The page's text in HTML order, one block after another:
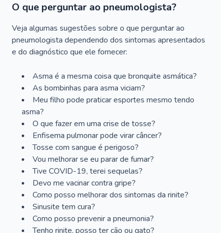
O que perguntar ao pneumologista?
Veja algumas sugestões sobre o que perguntar ao
pneumologista dependendo dos sintomas apresentados
e do diagnóstico que ele fornecer:
Asma é a mesma coisa que bronquite asmática?
As bombinhas para asma viciam?
Meu filho pode praticar esportes mesmo tendo
asma?
O que fazer em uma crise de tosse?
Enfisema pulmonar pode virar câncer?
Tosse com sangue é perigoso?
Vou melhorar se eu parar de fumar?
Tive COVID-19, terei sequelas?
Devo me vacinar contra gripe?
Como posso melhorar dos sintomas da rinite?
Sinusite tem cura?
Como posso prevenir a pneumonia?
Tenho rinite, posso ter cão ou gato?